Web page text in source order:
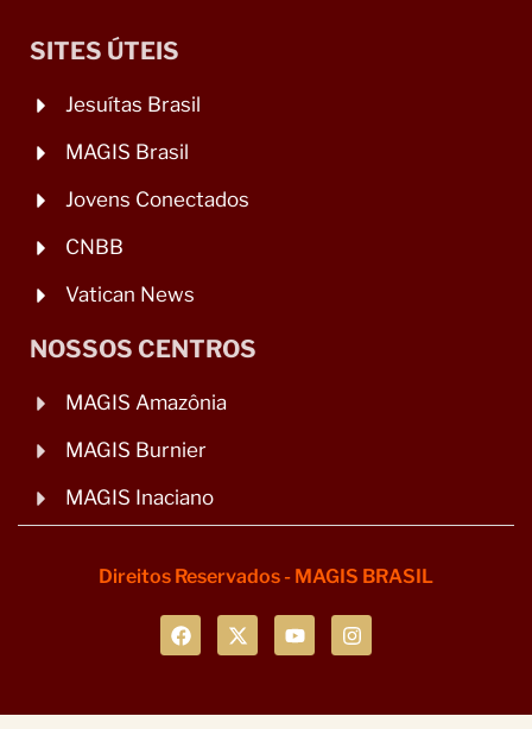
SITES ÚTEIS
Jesuítas Brasil
MAGIS Brasil
Jovens Conectados
CNBB
Vatican News
NOSSOS CENTROS
MAGIS Amazônia
MAGIS Burnier
MAGIS Inaciano
Direitos Reservados - MAGIS BRASIL